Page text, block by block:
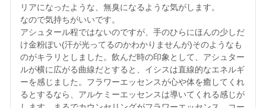
リアになったような、無臭になるような気がします。
なので気持ちがいいです。
アシュタール程ではないのですが、手のひらにほんの少しだ
け金粉ぽい(汗が光ってるのかわかりませんが)そのようなも
のがキラリとしました。飲んだ時の印象として、アシュター
ルが横に広がる曲線だとすると、イシスは直線的なエネルギ
ーを感じました。フラワーエッセンスが心や体を癒してくれ
るとするなら、アルケミーエッセンスは導いてくれる感じが